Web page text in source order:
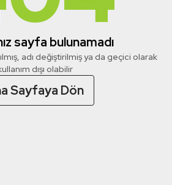
sayfa bulunamadı
adı değiştirilmiş ya da geçici olarak
dışı olabilir
Sayfaya Dön